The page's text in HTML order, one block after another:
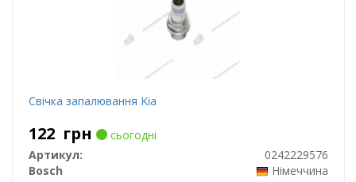
Свічка запалювання Kia
122 грн
сьогодні
Артикул:
0242229576
Bosch
Німеччина